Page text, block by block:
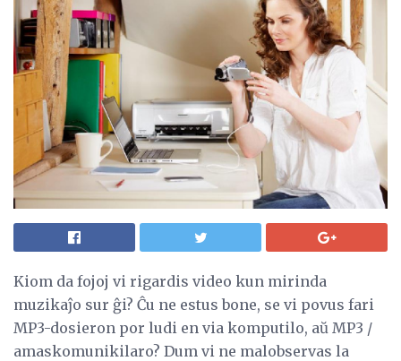
Kiom da fojoj vi rigardis video kun mirinda
muzikaĵo sur ĝi? Ĉu ne estus bone, se vi povus fari
MP3-dosieron por ludi en via komputilo, aŭ MP3 /
amaskomunikilaro? Dum vi ne malobservas la